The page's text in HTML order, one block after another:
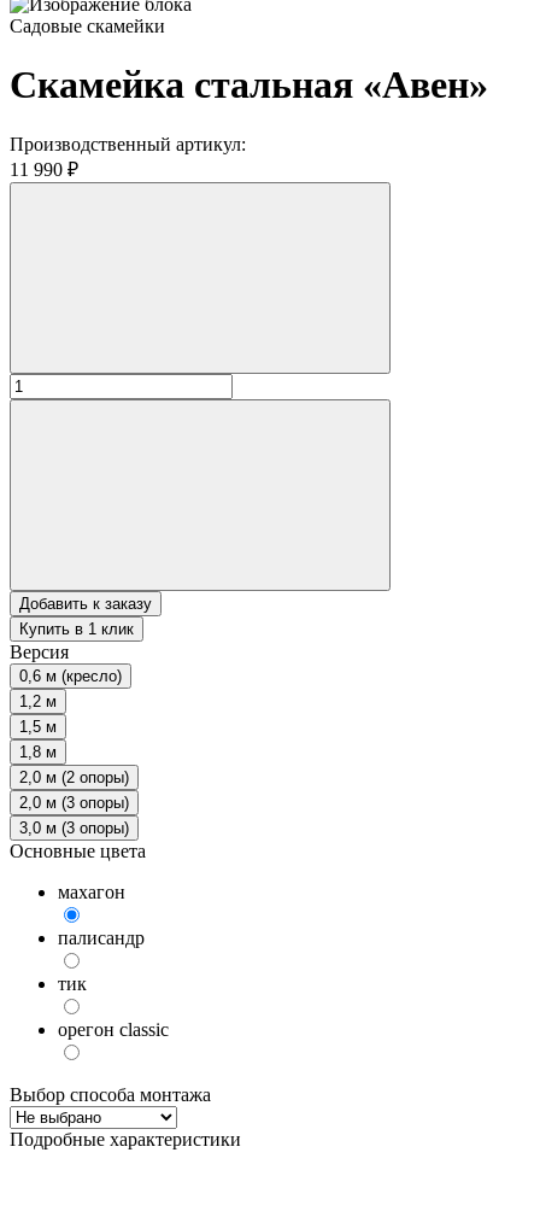
Садовые скамейки
Скамейка стальная «Авен»
Производственный артикул:
11 990 ₽
Добавить к заказу
Купить в 1 клик
Версия
0,6 м (кресло)
1,2 м
1,5 м
1,8 м
2,0 м (2 опоры)
2,0 м (3 опоры)
3,0 м (3 опоры)
Основные цвета
махагон
палисандр
тик
орегон classic
Выбор способа монтажа
Подробные характеристики